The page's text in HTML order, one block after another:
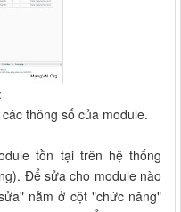
thông số của module.
tồn tại trên hệ thống
Để sửa cho module nào
nằm ở cột "chức năng"